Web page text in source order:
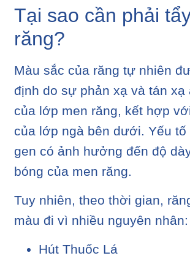
Tại sao cần phải
răng?
Màu sắc của răng tự nhiên
định do sự phản xạ và tán xạ
của lớp men răng, kết hợp
của lớp ngà bên dưới. Yếu tố
gen có ảnh hưởng đến độ
bóng của men răng.
Tuy nhiên, theo thời gian,
màu đi vì nhiều nguyên nhân:
Hút Thuốc Lá